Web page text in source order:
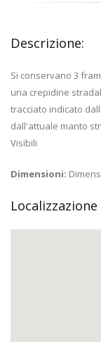
Descrizione:
Si conservano 3
una crepidine
tracciato indicato
dall'attuale manto
Visibili
Dimensioni:
Localizzazione